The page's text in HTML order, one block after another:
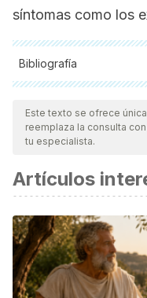
síntomas como los
Bibliografía
Todas las fuentes
nuestro equipo, para
vigencia y validez.La
científica.
Domínguez-Moreno,
Vega, D., Venegas-
Ponce, A., Sánchez-
torácico.Medicina
https://
Este texto se ofrece
reemplaza la consulta
tu especialista.
Artículos